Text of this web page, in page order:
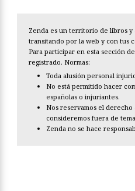
Zenda es un territorio de libros y
transitando por la web y con tus
Para participar en esta sección
registrado. Normas:
Toda alusión personal
No está permitido hacer
españolas o injuriantes.
Nos reservamos el
consideremos fuera de
Zenda no se hace